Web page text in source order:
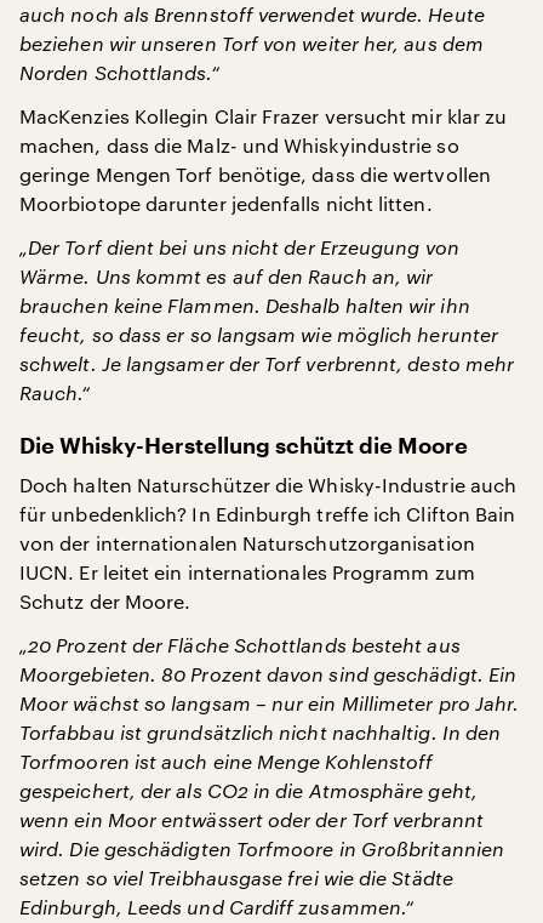
auch noch als Brennstoff verwendet wurde. Heute
beziehen wir unseren Torf von weiter her, aus dem
Norden Schottlands.“
MacKenzies Kollegin Clair Frazer versucht mir klar zu
machen, dass die Malz- und Whiskyindustrie so
geringe Mengen Torf benötige, dass die wertvollen
Moorbiotope darunter jedenfalls nicht litten.
„Der Torf dient bei uns nicht der Erzeugung von
Wärme. Uns kommt es auf den Rauch an, wir
brauchen keine Flammen. Deshalb halten wir ihn
feucht, so dass er so langsam wie möglich herunter
schwelt. Je langsamer der Torf verbrennt, desto mehr
Rauch.“
Die Whisky-Herstellung schützt die Moore
Doch halten Naturschützer die Whisky-Industrie auch
für unbedenklich? In Edinburgh treffe ich Clifton Bain
von der internationalen Naturschutzorganisation
IUCN. Er leitet ein internationales Programm zum
Schutz der Moore.
„20 Prozent der Fläche Schottlands besteht aus
Moorgebieten. 80 Prozent davon sind geschädigt. Ein
Moor wächst so langsam – nur ein Millimeter pro Jahr.
Torfabbau ist grundsätzlich nicht nachhaltig. In den
Torfmooren ist auch eine Menge Kohlenstoff
gespeichert, der als CO2 in die Atmosphäre geht,
wenn ein Moor entwässert oder der Torf verbrannt
wird. Die geschädigten Torfmoore in Großbritannien
setzen so viel Treibhausgase frei wie die Städte
Edinburgh, Leeds und Cardiff zusammen.“